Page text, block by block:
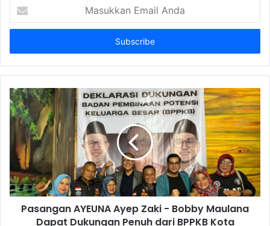
Email
Anda
Pasangan AYEUNA Ayep Zaki - Bobby Maulana
Dapat Dukungan Penuh dari BPPKB Kota